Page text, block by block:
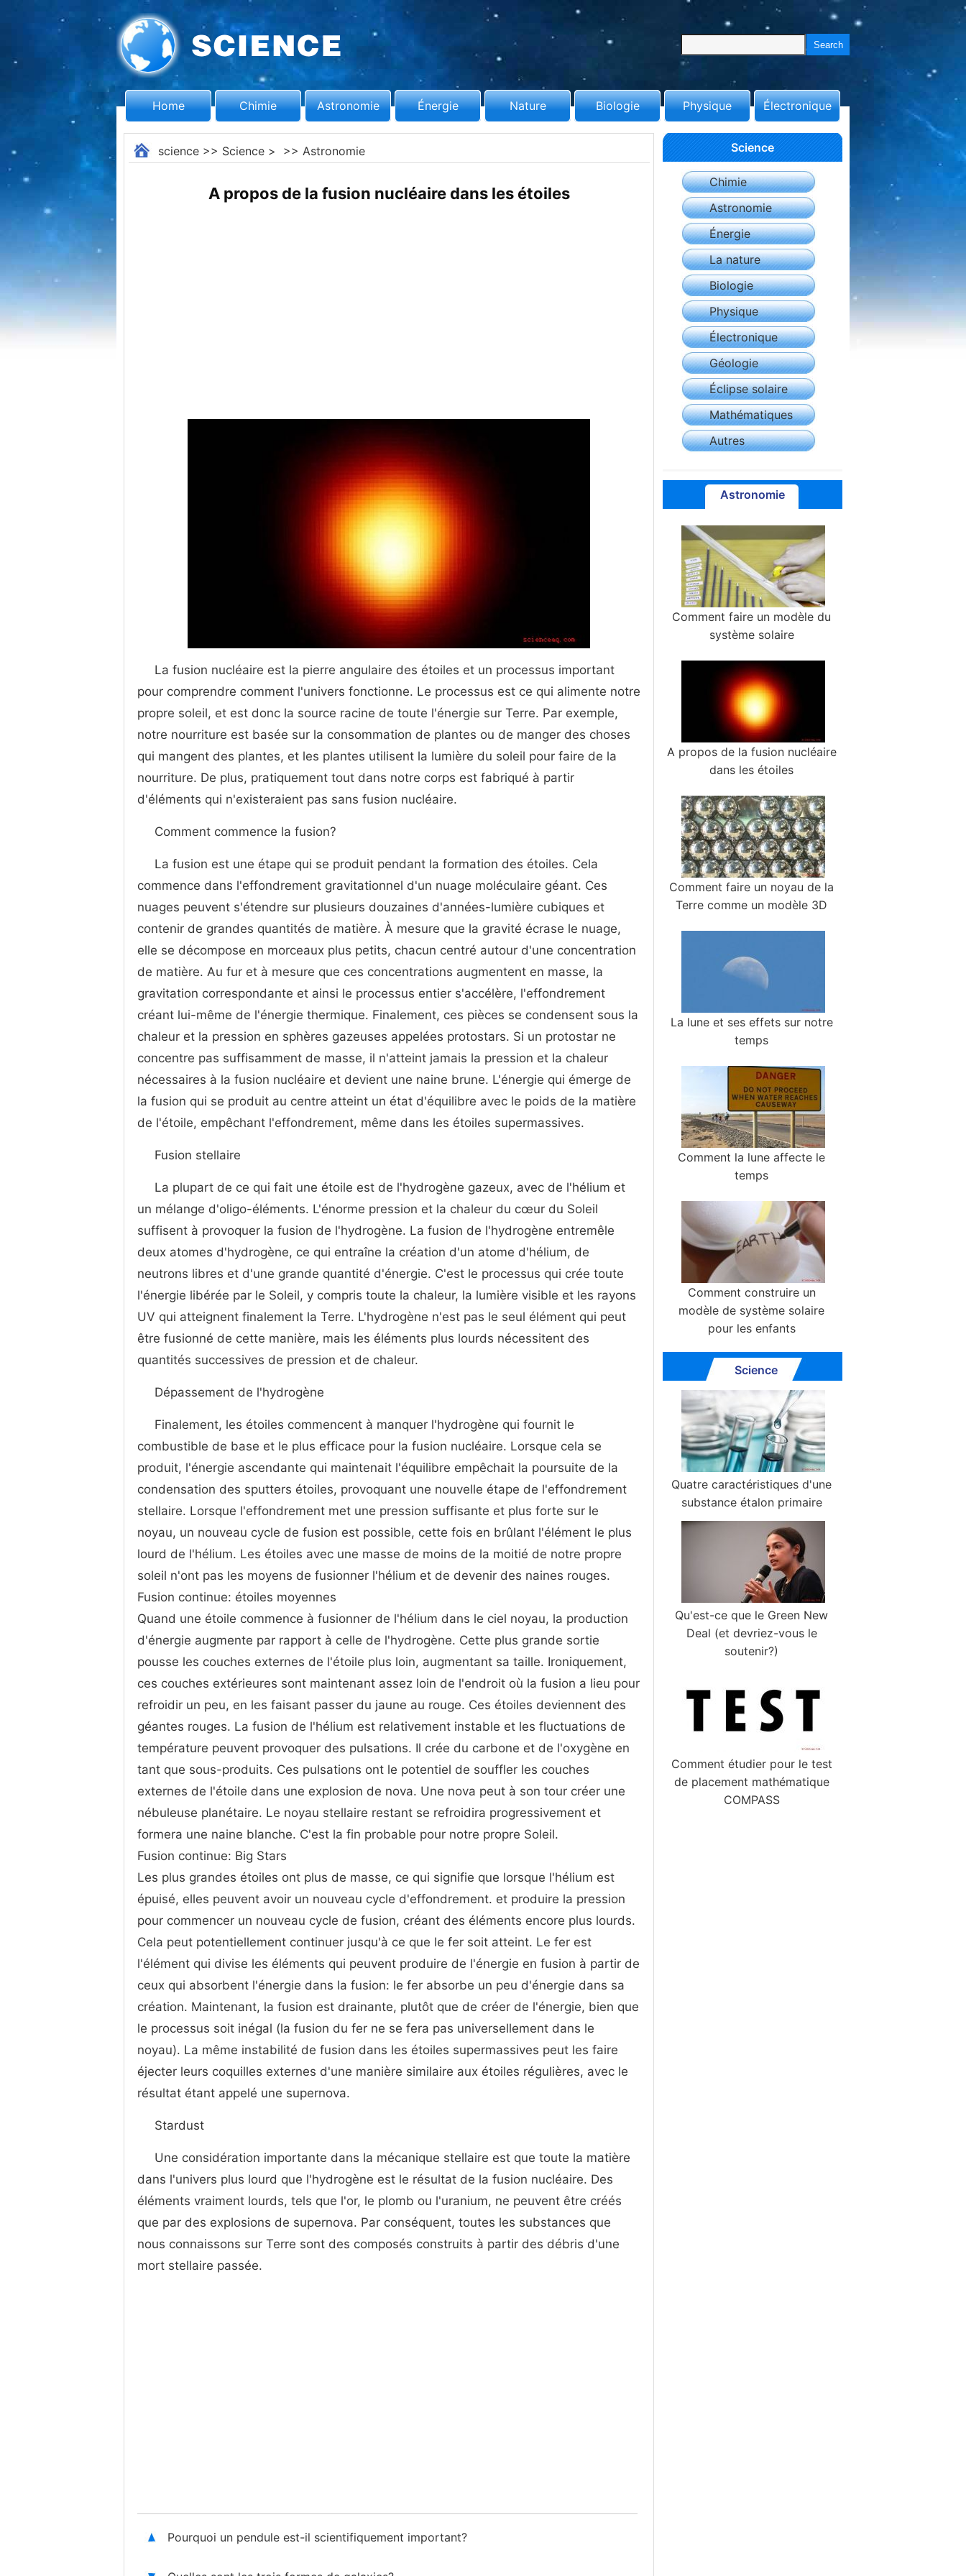
Home Chimie Astronomie Énergie Nature Biologie Physique Électronique
science>> Science> >> Astronomie
A propos de la fusion nucléaire dans les étoiles
La fusion nucléaire est la pierre angulaire des étoiles et un processus important
pour comprendre comment l'univers fonctionne. Le processus est ce qui alimente notre
propre soleil, et est donc la source racine de toute l'énergie sur Terre. Par exemple,
notre nourriture est basée sur la consommation de plantes ou de manger des choses
qui mangent des plantes, et les plantes utilisent la lumière du soleil pour faire de la
nourriture. De plus, pratiquement tout dans notre corps est fabriqué à partir
d'éléments qui n'existeraient pas sans fusion nucléaire.
Comment commence la fusion?
La fusion est une étape qui se produit pendant la formation des étoiles. Cela
commence dans l'effondrement gravitationnel d'un nuage moléculaire géant. Ces
nuages ​​peuvent s'étendre sur plusieurs douzaines d'années-lumière cubiques et
contenir de grandes quantités de matière. À mesure que la gravité écrase le nuage,
elle se décompose en morceaux plus petits, chacun centré autour d'une concentration
de matière. Au fur et à mesure que ces concentrations augmentent en masse, la
gravitation correspondante et ainsi le processus entier s'accélère, l'effondrement
créant lui-même de l'énergie thermique. Finalement, ces pièces se condensent sous la
chaleur et la pression en sphères gazeuses appelées protostars. Si un protostar ne
concentre pas suffisamment de masse, il n'atteint jamais la pression et la chaleur
nécessaires à la fusion nucléaire et devient une naine brune. L'énergie qui émerge de
la fusion qui se produit au centre atteint un état d'équilibre avec le poids de la matière
de l'étoile, empêchant l'effondrement, même dans les étoiles supermassives.
Fusion stellaire
La plupart de ce qui fait une étoile est de l'hydrogène gazeux, avec de l'hélium et
un mélange d'oligo-éléments. L'énorme pression et la chaleur du cœur du Soleil
suffisent à provoquer la fusion de l'hydrogène. La fusion de l'hydrogène entremêle
deux atomes d'hydrogène, ce qui entraîne la création d'un atome d'hélium, de
neutrons libres et d'une grande quantité d'énergie. C'est le processus qui crée toute
l'énergie libérée par le Soleil, y compris toute la chaleur, la lumière visible et les rayons
UV qui atteignent finalement la Terre. L'hydrogène n'est pas le seul élément qui peut
être fusionné de cette manière, mais les éléments plus lourds nécessitent des
quantités successives de pression et de chaleur.
Dépassement de l'hydrogène
Finalement, les étoiles commencent à manquer l'hydrogène qui fournit le
combustible de base et le plus efficace pour la fusion nucléaire. Lorsque cela se
produit, l'énergie ascendante qui maintenait l'équilibre empêchait la poursuite de la
condensation des sputters étoiles, provoquant une nouvelle étape de l'effondrement
stellaire. Lorsque l'effondrement met une pression suffisante et plus forte sur le
noyau, un nouveau cycle de fusion est possible, cette fois en brûlant l'élément le plus
lourd de l'hélium. Les étoiles avec une masse de moins de la moitié de notre propre
soleil n'ont pas les moyens de fusionner l'hélium et de devenir des naines rouges.
Fusion continue: étoiles moyennes
Quand une étoile commence à fusionner de l'hélium dans le ciel noyau, la production
d'énergie augmente par rapport à celle de l'hydrogène. Cette plus grande sortie
pousse les couches externes de l'étoile plus loin, augmentant sa taille. Ironiquement,
ces couches extérieures sont maintenant assez loin de l'endroit où la fusion a lieu pour
refroidir un peu, en les faisant passer du jaune au rouge. Ces étoiles deviennent des
géantes rouges. La fusion de l'hélium est relativement instable et les fluctuations de
température peuvent provoquer des pulsations. Il crée du carbone et de l'oxygène en
tant que sous-produits. Ces pulsations ont le potentiel de souffler les couches
externes de l'étoile dans une explosion de nova. Une nova peut à son tour créer une
nébuleuse planétaire. Le noyau stellaire restant se refroidira progressivement et
formera une naine blanche. C'est la fin probable pour notre propre Soleil.
Fusion continue: Big Stars
Les plus grandes étoiles ont plus de masse, ce qui signifie que lorsque l'hélium est
épuisé, elles peuvent avoir un nouveau cycle d'effondrement. et produire la pression
pour commencer un nouveau cycle de fusion, créant des éléments encore plus lourds.
Cela peut potentiellement continuer jusqu'à ce que le fer soit atteint. Le fer est
l'élément qui divise les éléments qui peuvent produire de l'énergie en fusion à partir de
ceux qui absorbent l'énergie dans la fusion: le fer absorbe un peu d'énergie dans sa
création. Maintenant, la fusion est drainante, plutôt que de créer de l'énergie, bien que
le processus soit inégal (la fusion du fer ne se fera pas universellement dans le
noyau). La même instabilité de fusion dans les étoiles supermassives peut les faire
éjecter leurs coquilles externes d'une manière similaire aux étoiles régulières, avec le
résultat étant appelé une supernova.
Stardust
Une considération importante dans la mécanique stellaire est que toute la matière
dans l'univers plus lourd que l'hydrogène est le résultat de la fusion nucléaire. Des
éléments vraiment lourds, tels que l'or, le plomb ou l'uranium, ne peuvent être créés
que par des explosions de supernova. Par conséquent, toutes les substances que
nous connaissons sur Terre sont des composés construits à partir des débris d'une
mort stellaire passée.
Pourquoi un pendule est-il scientifiquement important?
Science
Chimie
Astronomie
Énergie
La nature
Biologie
Physique
Électronique
Géologie
Éclipse solaire
Mathématiques
Autres
Astronomie
Comment faire un modèle du
système solaire
A propos de la fusion nucléaire
dans les étoiles
Comment faire un noyau de la
Terre comme un modèle 3D
La lune et ses effets sur notre
temps
Comment la lune affecte le
temps
Comment construire un
modèle de système solaire
pour les enfants
Science
Quatre caractéristiques d'une
substance étalon primaire
Qu'est-ce que le Green New
Deal (et devriez-vous le
soutenir?)
Comment étudier pour le test
de placement mathématique
COMPASS